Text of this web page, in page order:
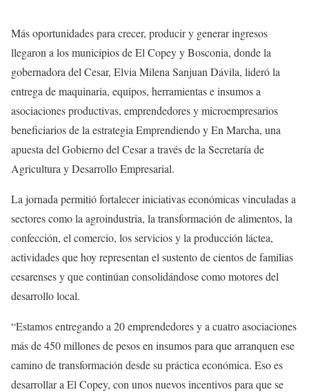
Más oportunidades para crecer, producir y generar ingresos
llegaron a los municipios de El Copey y Bosconia, donde la
gobernadora del Cesar, Elvia Milena Sanjuan Dávila, lideró la
entrega de maquinaria, equipos, herramientas e insumos a
asociaciones productivas, emprendedores y microempresarios
beneficiarios de la estrategia Emprendiendo y En Marcha, una
apuesta del Gobierno del Cesar a través de la Secretaría de
Agricultura y Desarrollo Empresarial.
La jornada permitió fortalecer iniciativas económicas vinculadas a
sectores como la agroindustria, la transformación de alimentos, la
confección, el comercio, los servicios y la producción láctea,
actividades que hoy representan el sustento de cientos de familias
cesarenses y que continúan consolidándose como motores del
desarrollo local.
“Estamos entregando a 20 emprendedores y a cuatro asociaciones
más de 450 millones de pesos en insumos para que arranquen ese
camino de transformación desde su práctica económica. Eso es
desarrollar a El Copey, con unos nuevos incentivos para que se